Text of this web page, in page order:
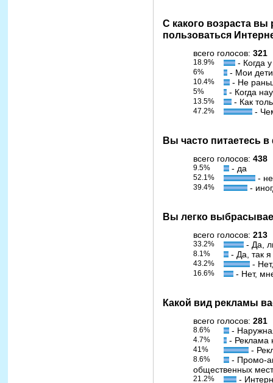
С какого возраста
пользоваться
всего голосов: 321
18.9% - Когда у
6% - Мои дети
10.4% - Не
5% - Когда
13.5% - Как
47.2% -
Вы часто питаетесь
всего голосов: 438
9.5% - да
52.1% -
39.4% -
Вы легко
всего голосов: 213
33.2% - Да,
8.1% - Да, так я
43.2% - Нет,
16.6% - Нет,
Какой вид рекламы
всего голосов: 281
8.6% -
4.7% - Реклама
41% -
8.6%
- Промо-
общественных
21.2%
-